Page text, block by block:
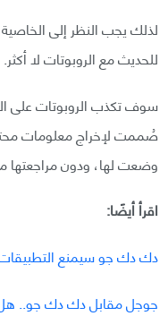
لذلك يجب النظر إلى
للحديث مع الروبوتات لا أكثر.
سوف تكذب الروبوتات على
صُممت لإخراج معلومات
وضعت لها، ودون مراجعتها
اقرأ أيضًا:
دك دك جو سيمنع
جوجل مقابل دك دك جو.. هل